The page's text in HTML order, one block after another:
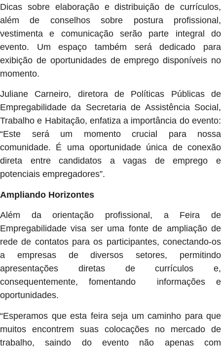
Dicas sobre elaboração e distribuição de currículos,
além de conselhos sobre postura profissional,
vestimenta e comunicação serão parte integral do
evento. Um espaço também será dedicado para
exibição de oportunidades de emprego disponíveis no
momento.
Juliane Carneiro, diretora de Políticas Públicas de
Empregabilidade da Secretaria de Assistência Social,
Trabalho e Habitação, enfatiza a importância do evento:
“Este será um momento crucial para nossa
comunidade. É uma oportunidade única de conexão
direta entre candidatos a vagas de emprego e
potenciais empregadores”.
Ampliando Horizontes
Além da orientação profissional, a Feira de
Empregabilidade visa ser uma fonte de ampliação de
rede de contatos para os participantes, conectando-os
a empresas de diversos setores, permitindo
apresentações diretas de currículos e,
consequentemente, fomentando informações e
oportunidades.
“Esperamos que esta feira seja um caminho para que
muitos encontrem suas colocações no mercado de
trabalho, saindo do evento não apenas com